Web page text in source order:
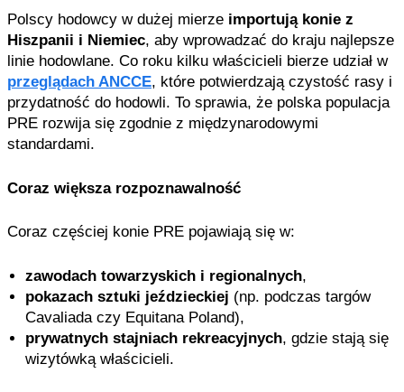
Polscy hodowcy w dużej mierze importują konie z
Hiszpanii i Niemiec, aby wprowadzać do kraju najlepsze
linie hodowlane. Co roku kilku właścicieli bierze udział w
przeglądach ANCCE, które potwierdzają czystość rasy i
przydatność do hodowli. To sprawia, że polska populacja
PRE rozwija się zgodnie z międzynarodowymi
standardami.
Coraz większa rozpoznawalność
Coraz częściej konie PRE pojawiają się w:
zawodach towarzyskich i regionalnych,
pokazach sztuki jeździeckiej (np. podczas targów
Cavaliada czy Equitana Poland),
prywatnych stajniach rekreacyjnych, gdzie stają się
wizytówką właścicieli.